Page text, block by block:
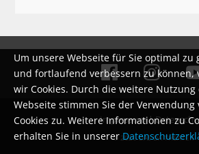
Impressum|
© 2026 DAS DA THEATER
Um unsere Webseite für Sie optimal zu
und fortlaufend verbessern zu können,
wir Cookies. Durch die weitere Nutzung
Webseite stimmen Sie der Verwendung
Cookies zu. Weitere Informationen zu
erhalten Sie in unserer